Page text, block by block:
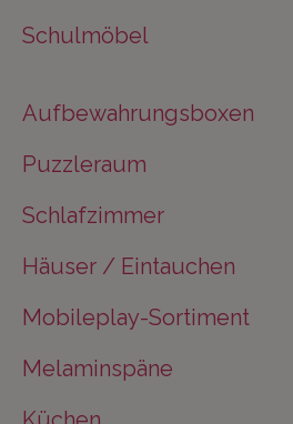
Schulmöbel
Aufbewahrungsboxen
Puzzleraum
Schlafzimmer
Häuser / Eintauchen
Mobileplay-Sortiment
Melaminspäne